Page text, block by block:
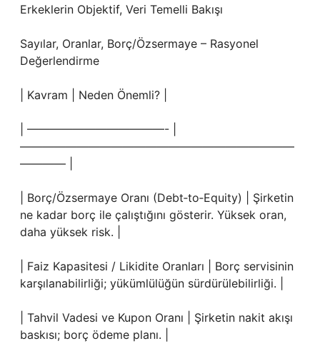
Erkeklerin Objektif, Veri Temelli Bakışı
Sayılar, Oranlar, Borç/Özsermaye – Rasyonel
Değerlendirme
| Kavram | Neden Önemli? |
| ————————————- |
————————————————————————
———— |
| Borç/Özsermaye Oranı (Debt‑to‑Equity) | Şirketin
ne kadar borç ile çalıştığını gösterir. Yüksek oran,
daha yüksek risk. |
| Faiz Kapasitesi / Likidite Oranları | Borç servisinin
karşılanabilirliği; yükümlülüğün sürdürülebilirliği. |
| Tahvil Vadesi ve Kupon Oranı | Şirketin nakit akışı
baskısı; borç ödeme planı. |